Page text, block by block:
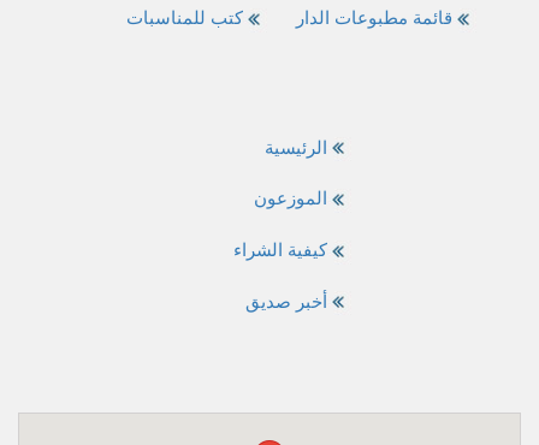
كتب للمناسبات قائمة مطبوعات الدار
الرئيسية
الموزعون
كيفية الشراء
أخبر صديق